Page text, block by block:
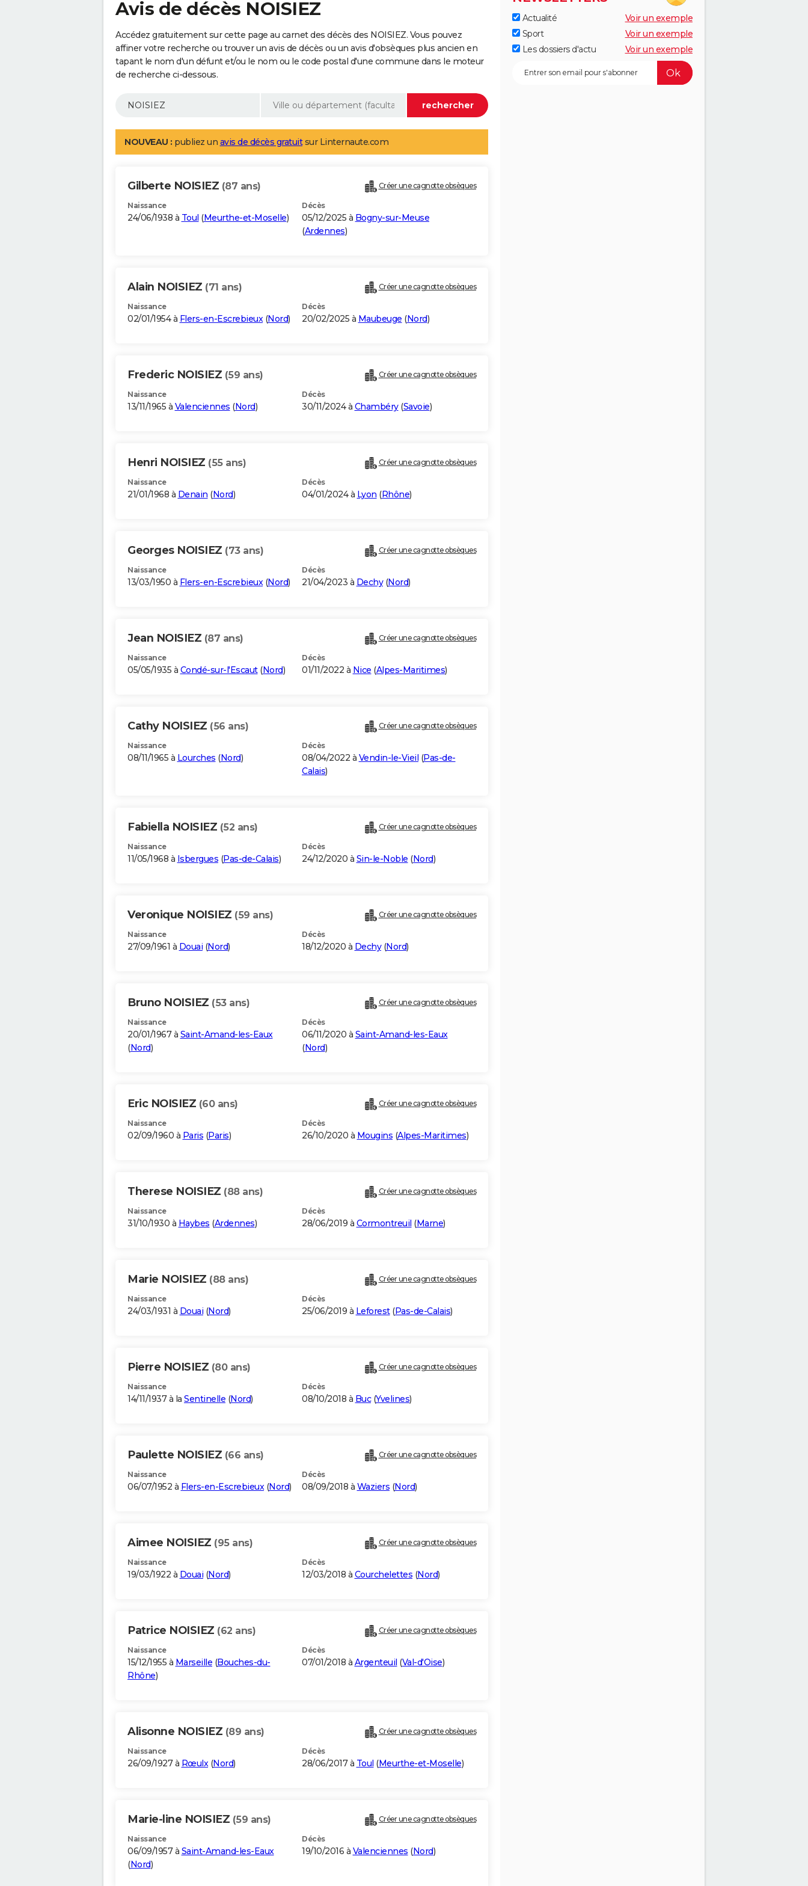
Avis de décès NOISIEZ
Accédez gratuitement sur cette page au carnet des décès des NOISIEZ. Vous pouvez
affiner votre recherche ou trouver un avis de décès ou un avis d'obsèques plus ancien en
tapant le nom d'un défunt et/ou le nom ou le code postal d'une commune dans le moteur
de recherche ci-dessous.
NOUVEAU : publiez un avis de décès gratuitsur Linternaute.com
Gilberte NOISIEZ (87 ans) Créer une cagnotte obsèques
Naissance
24/06/1938 à Toul (Meurthe-et-Moselle)
Décès
05/12/2025 à Bogny-sur-Meuse
(Ardennes)
Alain NOISIEZ (71 ans) Créer une cagnotte obsèques
Naissance
02/01/1954 à Flers-en-Escrebieux(Nord)
Décès
20/02/2025 à Maubeuge (Nord)
Frederic NOISIEZ (59 ans) Créer une cagnotte obsèques
Naissance
13/11/1965 à Valenciennes (Nord)
Décès
30/11/2024 à Chambéry(Savoie)
Henri NOISIEZ (55 ans) Créer une cagnotte obsèques
Naissance
21/01/1968 à Denain (Nord)
Décès
04/01/2024 à Lyon (Rhône)
Georges NOISIEZ (73 ans) Créer une cagnotte obsèques
Naissance
13/03/1950 à Flers-en-Escrebieux(Nord)
Décès
21/04/2023 à Dechy(Nord)
Jean NOISIEZ (87 ans) Créer une cagnotte obsèques
Naissance
05/05/1935 à Condé-sur-l'Escaut(Nord)
Décès
01/11/2022 à Nice (Alpes-Maritimes)
Cathy NOISIEZ (56 ans) Créer une cagnotte obsèques
Naissance
08/11/1965 à Lourches (Nord)
Décès
08/04/2022 à Vendin-le-Vieil (Pas-de-
Calais)
Fabiella NOISIEZ (52 ans) Créer une cagnotte obsèques
Naissance
11/05/1968 à Isbergues (Pas-de-Calais)
Décès
24/12/2020 à Sin-le-Noble (Nord)
Veronique NOISIEZ (59 ans) Créer une cagnotte obsèques
Naissance
27/09/1961 à Douai (Nord)
Décès
18/12/2020 à Dechy(Nord)
Bruno NOISIEZ (53 ans) Créer une cagnotte obsèques
Naissance
20/01/1967 à Saint-Amand-les-Eaux
(Nord)
Décès
06/11/2020 à Saint-Amand-les-Eaux
(Nord)
Eric NOISIEZ (60 ans) Créer une cagnotte obsèques
Naissance
02/09/1960 à Paris (Paris)
Décès
26/10/2020 à Mougins (Alpes-Maritimes)
Therese NOISIEZ (88 ans) Créer une cagnotte obsèques
Naissance
31/10/1930 à Haybes (Ardennes)
Décès
28/06/2019 à Cormontreuil (Marne)
Marie NOISIEZ (88 ans) Créer une cagnotte obsèques
Naissance
24/03/1931 à Douai (Nord)
Décès
25/06/2019 à Leforest(Pas-de-Calais)
Pierre NOISIEZ (80 ans) Créer une cagnotte obsèques
Naissance
14/11/1937 à la Sentinelle (Nord)
Décès
08/10/2018 à Buc(Yvelines)
Paulette NOISIEZ (66 ans) Créer une cagnotte obsèques
Naissance
06/07/1952 à Flers-en-Escrebieux(Nord)
Décès
08/09/2018 à Waziers (Nord)
Aimee NOISIEZ (95 ans) Créer une cagnotte obsèques
Naissance
19/03/1922 à Douai (Nord)
Décès
12/03/2018 à Courchelettes (Nord)
Patrice NOISIEZ (62 ans) Créer une cagnotte obsèques
Naissance
15/12/1955 à Marseille (Bouches-du-
Rhône)
Décès
07/01/2018 à Argenteuil (Val-d'Oise)
Alisonne NOISIEZ (89 ans) Créer une cagnotte obsèques
Naissance
26/09/1927 à Rœulx(Nord)
Décès
28/06/2017 à Toul (Meurthe-et-Moselle)
Marie-line NOISIEZ (59 ans) Créer une cagnotte obsèques
Naissance
06/09/1957 à Saint-Amand-les-Eaux
(Nord)
Décès
19/10/2016 à Valenciennes (Nord)
Actualité
Voir un exemple
Sport
Voir un exemple
Les dossiers d'actu
Voir un exemple